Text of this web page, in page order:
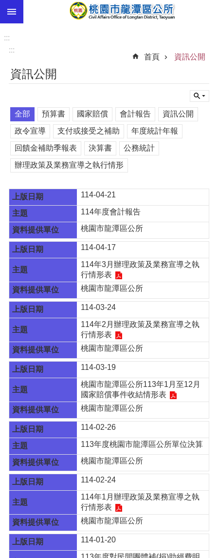
跳到主要內容區塊
進
階
本
區
介
紹
訊
息
公
告
生
便
民
資
訊
關
通
錄
關
資
回
首
頁
網
站
覽
政
信
:::
:::
首頁
資訊公開
資訊公開
全部 預算書 國家賠償 會計報告 資訊公開
政令宣導 支付或接受之補助 年度統計年報
回饋金補助季報表 決算書 公務統計
辦理政策及業務宣導之執行情形
114-04-21
114年度會計報告
桃園市龍潭區公所
114-04-17
114年3月辦理政策及業務宣導之執
行情形表
桃園市龍潭區公所
114-03-24
114年2月辦理政策及業務宣導之執
行情形表
桃園市龍潭區公所
114-03-19
桃園市龍潭區公所113年1月至12月
國家賠償事件收結情形表
桃園市龍潭區公所
114-02-26
113年度桃園市龍潭區公所單位決算
桃園市龍潭區公所
114-02-24
114年1月辦理政策及業務宣導之執
行情形表
桃園市龍潭區公所
114-01-20